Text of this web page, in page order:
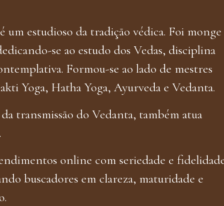
um estudioso da tradição védica. Foi monge
se ao estudo dos Vedas, disciplina
Formou-se ao lado de mestres
Yoga, Hatha Yoga, Ayurveda e Vedanta.
transmissão do Vedanta, também atua
online com seriedade e
buscadores em clareza, maturidade e